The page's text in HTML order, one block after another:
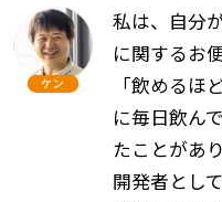
私は、自分
に関するお
「飲めるほ
に毎日飲ん
たことがあり
開発者とし